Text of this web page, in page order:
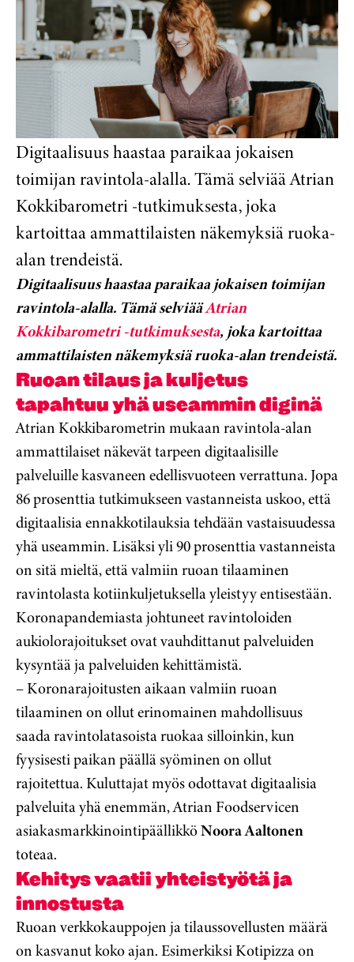
Digitaalisuus haastaa paraikaa jokaisen
toimijan ravintola-alalla. Tämä selviää Atrian
Kokkibarometri -tutkimuksesta, joka
kartoittaa ammattilaisten näkemyksiä ruoka-
alan trendeistä.
Digitaalisuus haastaa paraikaa jokaisen toimijan
ravintola-alalla. Tämä selviääAtrian
Kokkibarometri -tutkimuksesta, joka kartoittaa
ammattilaisten näkemyksiä ruoka-alan trendeistä.
Ruoan tilaus ja kuljetus
tapahtuu yhä useammin diginä
Atrian Kokkibarometrin mukaan ravintola-alan
ammattilaiset näkevät tarpeen digitaalisille
palveluille kasvaneen edellisvuoteen verrattuna. Jopa
86 prosenttia tutkimukseen vastanneista uskoo, että
digitaalisia ennakkotilauksia tehdään vastaisuudessa
yhä useammin. Lisäksi yli 90 prosenttia vastanneista
on sitä mieltä, että valmiin ruoan tilaaminen
ravintolasta kotiinkuljetuksella yleistyy entisestään.
Koronapandemiasta johtuneet ravintoloiden
aukiolorajoitukset ovat vauhdittanut palveluiden
kysyntää ja palveluiden kehittämistä.
– Koronarajoitusten aikaan valmiin ruoan
tilaaminen on ollut erinomainen mahdollisuus
saada ravintolatasoista ruokaa silloinkin, kun
fyysisesti paikan päällä syöminen on ollut
rajoitettua. Kuluttajat myös odottavat digitaalisia
palveluita yhä enemmän, Atrian Foodservicen
asiakasmarkkinointipäällikköNoora Aaltonen
toteaa.
Kehitys vaatii yhteistyötä ja
innostusta
Ruoan verkkokauppojen ja tilaussovellusten määrä
on kasvanut koko ajan. Esimerkiksi Kotipizza on